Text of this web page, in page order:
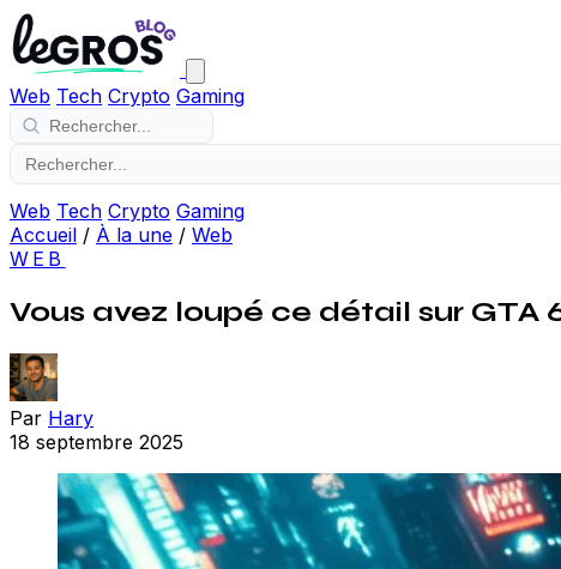
Web Tech Crypto Gaming
Web Tech Crypto Gaming
Accueil / À la une / Web
WEB
Vous avez loupé ce détail sur
Par Hary
18 septembre 2025